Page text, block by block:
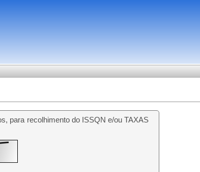
para recolhimento do ISSQN e/ou TAXAS